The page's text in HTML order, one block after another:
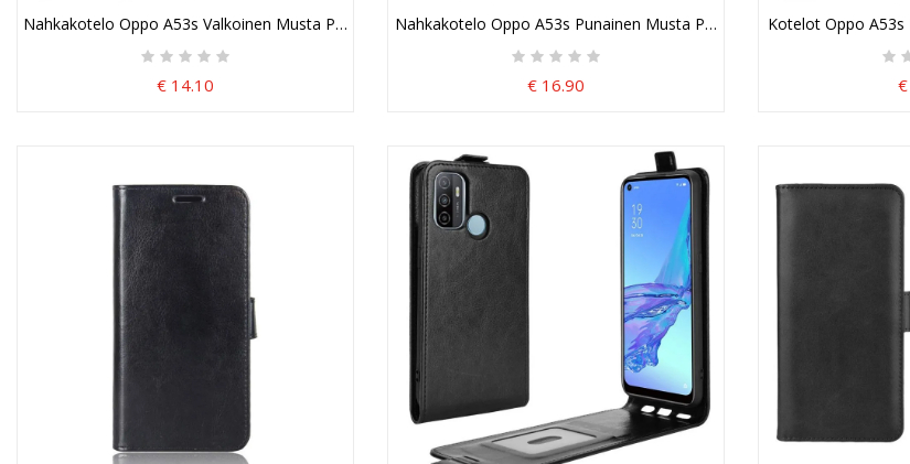
Nahkakotelo Oppo A53s Valkoinen Musta Puhelinkuoret Klassinen Nahkaefekti
€ 14.10
Nahkakotelo Oppo A53s Punainen Musta Puhelinkuoret Retro-Niitti
€ 16.90
Kotelot Oppo A53s